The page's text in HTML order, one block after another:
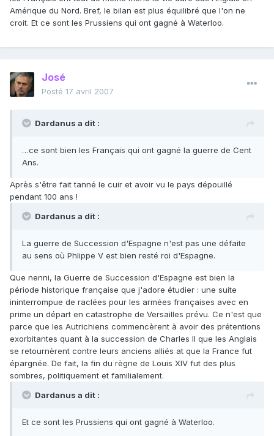
Amérique du Nord. Bref, le bilan est plus équilibré que l'on ne
croit. Et ce sont les Prussiens qui ont gagné à Waterloo.
José
Posté 17 avril 2007
Dardanus a dit :
…ce sont bien les Français qui ont gagné la guerre de Cent
Ans.
Après s'être fait tanné le cuir et avoir vu le pays dépouillé
pendant 100 ans !
Dardanus a dit :
La guerre de Succession d'Espagne n'est pas une défaite
au sens où Phlippe V est bien resté roi d'Espagne.
Que nenni, la Guerre de Succession d'Espagne est bien la
période historique française que j'adore étudier : une suite
ininterrompue de raclées pour les armées françaises avec en
prime un départ en catastrophe de Versailles prévu. Ce n'est que
parce que les Autrichiens commencèrent à avoir des prétentions
exorbitantes quant à la succession de Charles II que les Anglais
se retournèrent contre leurs anciens alliés at que la France fut
épargnée. De fait, la fin du règne de Louis XIV fut des plus
sombres, politiquement et familialement.
Dardanus a dit :
Et ce sont les Prussiens qui ont gagné à Waterloo.